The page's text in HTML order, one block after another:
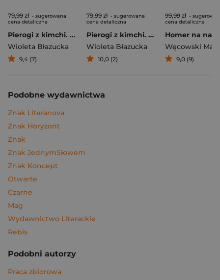
79,99 zł - sugerowana
cena detaliczna
Pierogi z kimchi. Moje ulubione azjatyckie przepisy
Wioleta Błazucka
9,4 (7)
79,99 zł - sugerowana
cena detaliczna
Pierogi z kimchi. Moje ulubione azjatyckie przepisy - książka z autografem
Wioleta Błazucka
10,0 (2)
99,99 zł -
cena detaliczna
Węcowski
9,0 (9)
Podobne wydawnictwa
Znak Literanova
Znak Horyzont
Znak
Znak JednymSłowem
Znak Koncept
Otwarte
Czarne
Mag
Wydawnictwo Literackie
Rebis
Podobni autorzy
Praca zbiorowa